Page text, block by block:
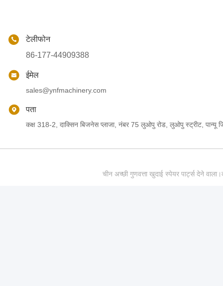
टेलीफोन
86-177-44909388
ईमेल
sales@ynfmachinery.com
पता
कक्ष 318-2, दाक्सिन बिजनेस प्लाजा, नंबर 75 लुओपु रोड, लुओपु स्ट्रीट, पान्यू
चीन अच्छी गुणवत्ता खुदाई स्पेयर पार्ट्स देने